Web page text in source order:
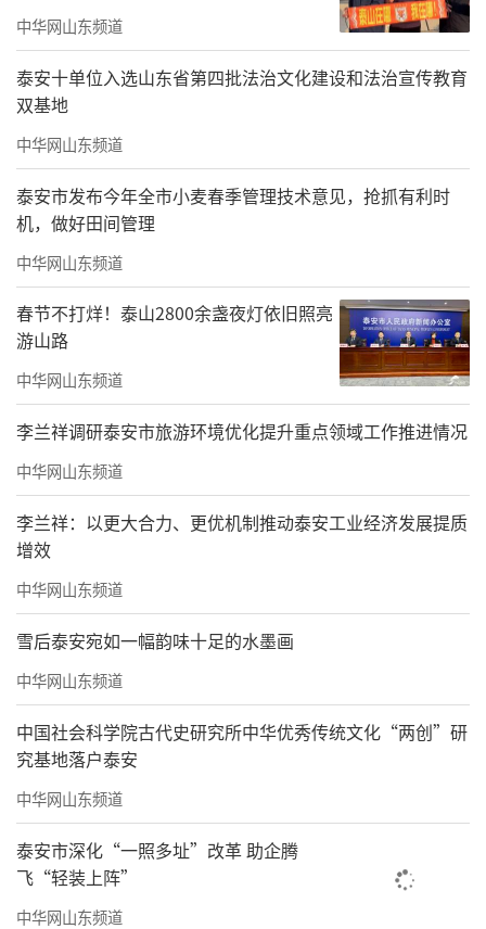
中华网山东频道
泰安十单位入选山东省第四批法治文化建设和法治宣传教育
双基地
中华网山东频道
泰安市发布今年全市小麦春季管理技术意见，抢抓有利时
机，做好田间管理
中华网山东频道
春节不打烊！泰山2800余盏夜灯依旧照亮
游山路
中华网山东频道
李兰祥调研泰安市旅游环境优化提升重点领域工作推进情况
中华网山东频道
李兰祥：以更大合力、更优机制推动泰安工业经济发展提质
增效
中华网山东频道
雪后泰安宛如一幅韵味十足的水墨画
中华网山东频道
中国社会科学院古代史研究所中华优秀传统文化“两创”研
究基地落户泰安
中华网山东频道
泰安市深化“一照多址”改革 助企腾
飞“轻装上阵”
中华网山东频道